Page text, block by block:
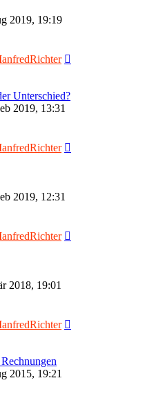
2019, 19:19
Unterschied?
2019, 13:31
2019, 12:31
2018, 19:01
2015, 19:21